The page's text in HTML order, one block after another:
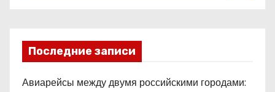
Последние записи
Авиарейсы между двумя российскими городами: